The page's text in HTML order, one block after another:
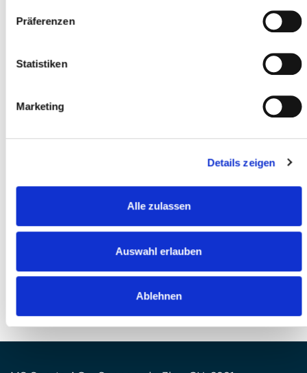
Präferenzen
Statistiken
Marketing
Details zeigen
Alle zulassen
Auswahl erlauben
Ablehnen
Teilnehmer
Datenschutzbestimmungen
gelesen und bin damit einverstanden *
Anmeldung abschliessen